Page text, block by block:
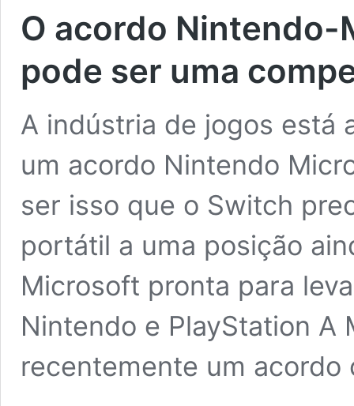
O acordo Nintendo-
pode ser uma
A indústria de jogos está
um acordo Nintendo
ser isso que o Switch
portátil a uma posição
Microsoft pronta para
Nintendo e PlayStation A
recentemente um